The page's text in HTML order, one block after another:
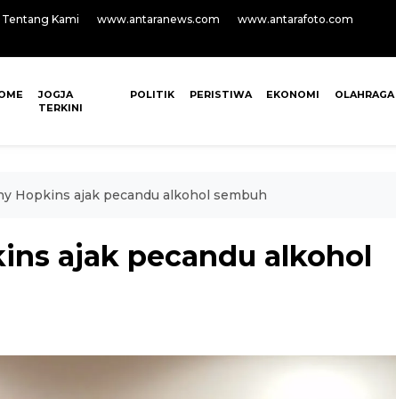
Tentang Kami www.antaranews.com
www.antarafoto.com
JOGJA
TERKINI
POLITIK PERISTIWA EKONOMI OLAHRAGA
Hopkins ajak pecandu alkohol sembuh
ajak pecandu alkohol